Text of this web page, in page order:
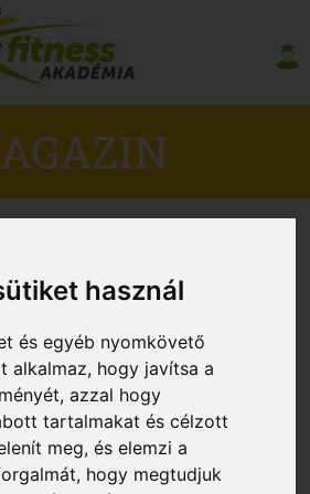
használ
és egyéb nyomkövető
alkalmaz, hogy javítsa a
azzal hogy
tartalmakat és célzott
meg, és elemzi a
hogy megtudjuk
a rossz alvókon